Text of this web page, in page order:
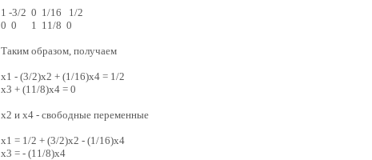
1 -3/2 0 1/16 1/2
0 0 1 11/8 0
Таким образом, получаем
x1 - (3/2)x2 + (1/16)x4 = 1/2
x3 + (11/8)x4 = 0
x2 и x4 - свободные переменные
x1 = 1/2 + (3/2)x2 - (1/16)x4
x3 = - (11/8)x4